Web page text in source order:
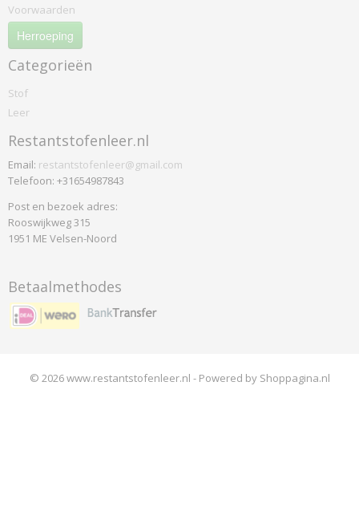
Voorwaarden
Herroeping
Categorieën
Stof
Leer
Restantstofenleer.nl
Email: restantstofenleer@gmail.com
Telefoon: +31654987843
Post en bezoek adres:
Rooswijkweg 315
1951 ME Velsen-Noord
Betaalmethodes
© 2026 www.restantstofenleer.nl - Powered by Shoppagina.nl